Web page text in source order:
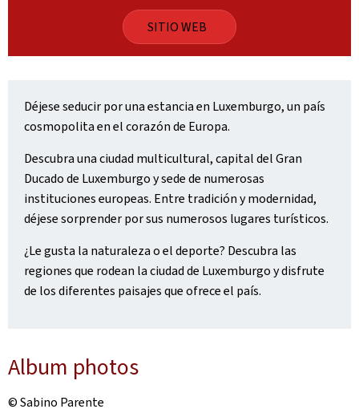
SITIO WEB
Déjese seducir por una estancia en Luxemburgo, un país
cosmopolita en el corazón de Europa.
Descubra una ciudad multicultural, capital del Gran
Ducado de Luxemburgo y sede de numerosas
instituciones europeas. Entre tradición y modernidad,
déjese sorprender por sus numerosos lugares turísticos.
¿Le gusta la naturaleza o el deporte? Descubra las
regiones que rodean la ciudad de Luxemburgo y disfrute
de los diferentes paisajes que ofrece el país.
Album photos
© Sabino Parente